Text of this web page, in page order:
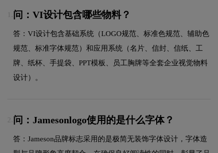
问：VI设计包含哪些物料？
答：VI设计包含基础系统（LOGO规范、标准色规范、辅助色
规范、标准字体规范）和应用系统（名片、信封、信纸、工
牌、纸杯、手提袋、PPT模板、员工胸牌等全套企业视觉物料
设计）。
2. 问：Jamesonlogo使用的是什么字体？
答：Jameson品牌标志采用的是极简无装饰字体设计，字体造